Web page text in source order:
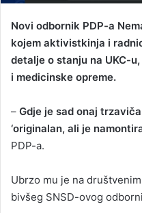
Novi odbornik PDP-a
kojem aktivistkinja i
detalje o stanju na UKC-
i medicinske opreme.
– Gdje je sad onaj
‘originalan, ali je
PDP-a.
Ubrzo mu je na
bivšeg SNSD-ovog